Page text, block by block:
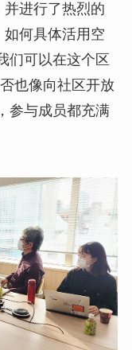
进行了热烈的
何具体活用空
们可以在这个区
也像向社区开放
参与成员都充满